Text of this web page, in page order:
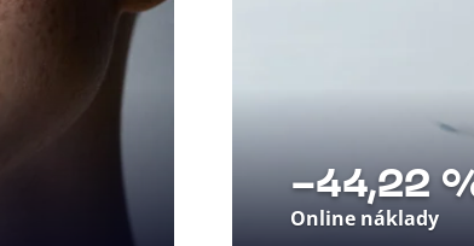
Online náklady
-44,22